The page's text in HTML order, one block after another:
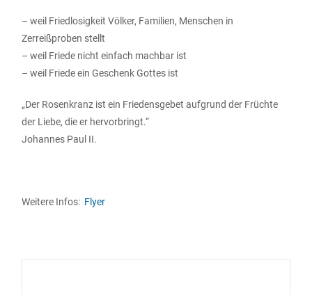
– weil Friedlosigkeit Völker, Familien, Menschen in
Zerreißproben stellt
– weil Friede nicht einfach machbar ist
– weil Friede ein Geschenk Gottes ist
„Der Rosenkranz ist ein Friedensgebet aufgrund der Früchte
der Liebe, die er hervorbringt.“
Johannes Paul II.
Weitere Infos: Flyer